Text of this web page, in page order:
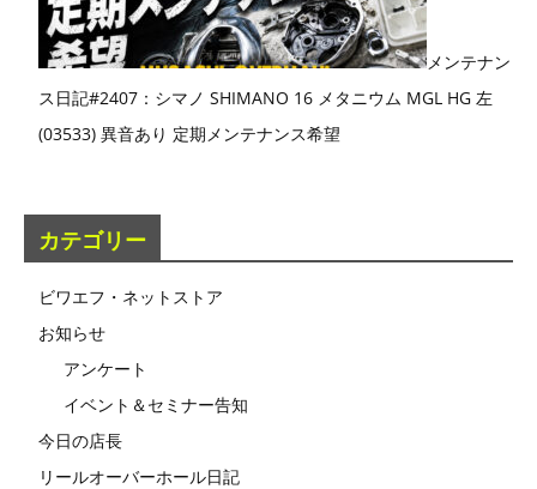
メンテナン
ス日記#2407：シマノ SHIMANO 16 メタニウム MGL HG 左
(03533) 異音あり 定期メンテナンス希望
カテゴリー
ビワエフ・ネットストア
お知らせ
アンケート
イベント＆セミナー告知
今日の店長
リールオーバーホール日記